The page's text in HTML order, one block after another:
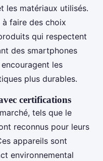
les matériaux utilisés.
faire des choix
qui respectent
des smartphones
les
plus durables.
certifications
tels que le
reconnus pour leurs
appareils sont
environnemental